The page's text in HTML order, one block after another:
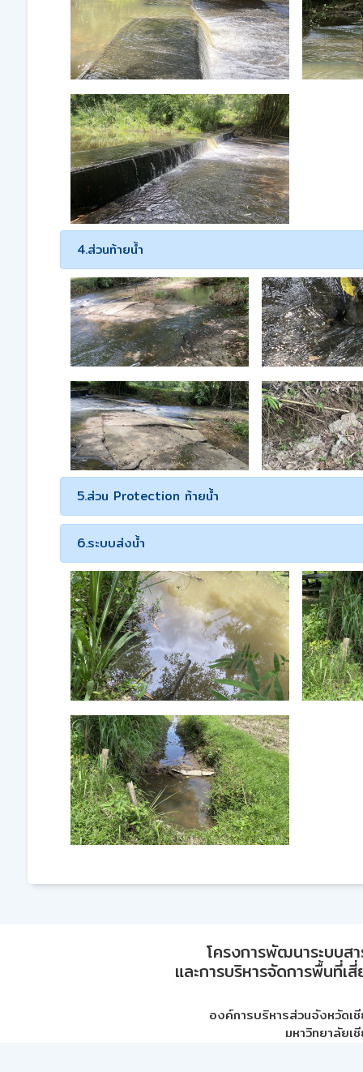
4.ส่วนท้ายน้ำ
5.ส่วน Protection ท้ายน้ำ
6.ระบบส่งน้ำ
โครงการพัฒนาระบบส
และการบริหารจัดการพื้นที่เ
องค์การบริหารส่วนจังหวัดเ
มหาวิทยาลัยเ